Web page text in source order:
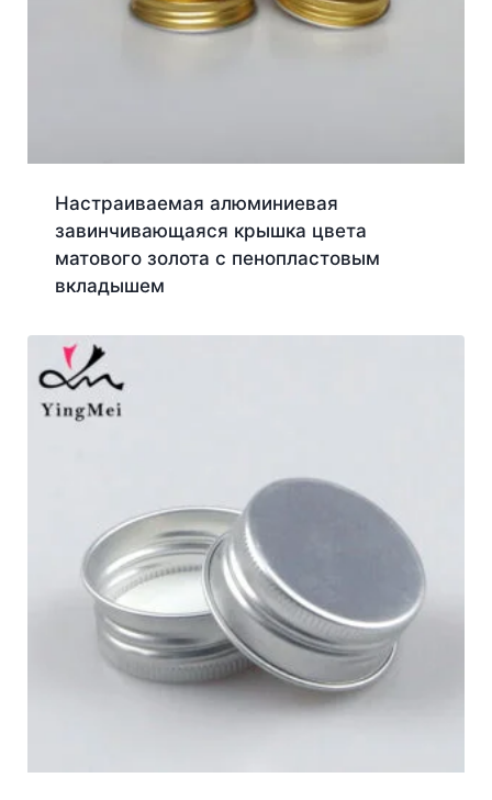
Настраиваемая алюминиевая
завинчивающаяся крышка цвета
матового золота с пенопластовым
вкладышем